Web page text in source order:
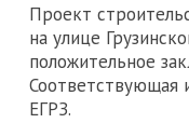
Проект
на улице
положительное
Соответствующая
ЕГРЗ.